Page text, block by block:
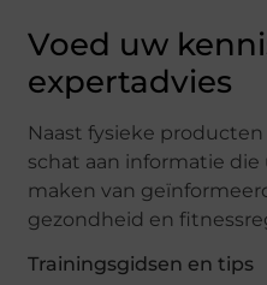
Voed uw
expertadvies
Naast fysieke
schat aan informatie
maken van
gezondheid en
Trainingsgidsen en tips